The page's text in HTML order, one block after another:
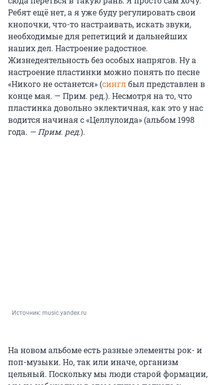
Ребят ещё нет, а я уже буду регулировать свои
кнопочки, что-то настраивать, искать звуки,
необходимые для репетиций и дальнейших
наших дел. Настроение радостное.
Жизнедеятельность без особых напрягов. Ну а
настроение пластинки можно понять по песне
«Никого не останется» (синглбыл представлен в
конце мая. — Прим. ред.). Несмотря на то, что
пластинка довольно эклектичная, как это у нас
водится начиная с «Целлулоида» (альбом 1998
года. — Прим. ред.).
Источник: music.yandex.ru
На новом альбоме есть разные элементы рок- и
поп-музыки. Но, так или иначе, организм
цельный. Поскольку мы люди старой формации,